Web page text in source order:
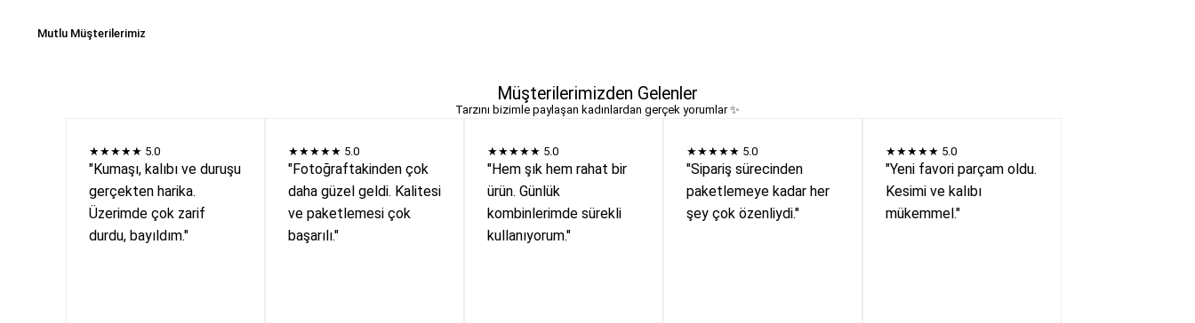
Mutlu Müşterilerimiz
Müşterilerimizden Gelenler
Tarzını bizimle paylaşan kadınlardan gerçek yorumlar ✨
★★★★★ 5.0
"Kumaşı, kalıbı ve duruşu
gerçekten harika.
Üzerimde çok zarif
durdu, bayıldım."
★★★★★ 5.0
"Fotoğraftakinden çok
daha güzel geldi. Kalitesi
ve paketlemesi çok
başarılı."
★★★★★ 5.0
"Hem şık hem rahat bir
ürün. Günlük
kombinlerimde sürekli
kullanıyorum."
★★★★★ 5.0
"Sipariş sürecinden
paketlemeye kadar her
şey çok özenliydi."
★★★★★ 5.0
"Yeni favori parçam oldu.
Kesimi ve kalıbı
mükemmel."